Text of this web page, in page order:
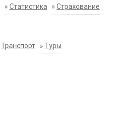
» Статистика » Страхование
Транспорт » Туры